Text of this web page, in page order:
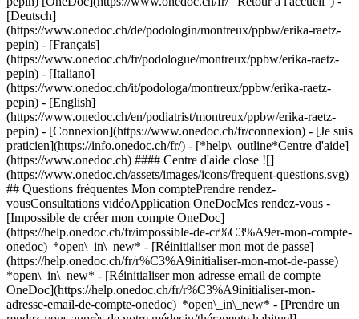
[Deutsch]
(https://www.onedoc.ch/de/podologin/montreux/ppbw/erika-raetz-
pepin) - [Français]
(https://www.onedoc.ch/fr/podologue/montreux/ppbw/erika-raetz-
pepin) - [Italiano]
(https://www.onedoc.ch/it/podologa/montreux/ppbw/erika-raetz-
pepin) - [English]
(https://www.onedoc.ch/en/podiatrist/montreux/ppbw/erika-raetz-
pepin) - [Connexion](https://www.onedoc.ch/fr/connexion) - [Je suis
praticien](https://info.onedoc.ch/fr/) - [*help\_outline*Centre d'aide]
(https://www.onedoc.ch) #### Centre d'aide close ![]
(https://www.onedoc.ch/assets/images/icons/frequent-questions.svg)
## Questions fréquentes Mon comptePrendre rendez-
vousConsultations vidéoApplication OneDocMes rendez-vous -
[Impossible de créer mon compte OneDoc]
(https://help.onedoc.ch/fr/impossible-de-cr%C3%A9er-mon-compte-
onedoc) *open\_in\_new* - [Réinitialiser mon mot de passe]
(https://help.onedoc.ch/fr/r%C3%A9initialiser-mon-mot-de-passe)
*open\_in\_new* - [Réinitialiser mon adresse email de compte
OneDoc](https://help.onedoc.ch/fr/r%C3%A9initialiser-mon-
adresse-email-de-compte-onedoc) *open\_in\_new* - [Prendre un